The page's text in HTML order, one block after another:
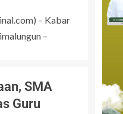
– Kabar
–
SMA
Guru